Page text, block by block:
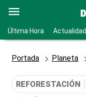
Última Hora Actualidad
Portada Planeta
REFORESTACIÓN